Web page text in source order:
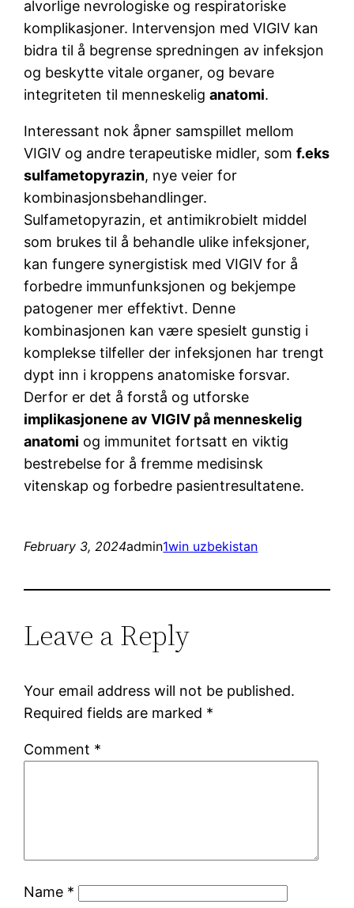
alvorlige nevrologiske og respiratoriske
komplikasjoner. Intervensjon med VIGIV kan
bidra til å begrense spredningen av infeksjon
og beskytte vitale organer, og bevare
integriteten til menneskeliganatomi.
Interessant nok åpner samspillet mellom
VIGIV og andre terapeutiske midler, somf.eks
sulfametopyrazin, nye veier for
kombinasjonsbehandlinger.
Sulfametopyrazin, et antimikrobielt middel
som brukes til å behandle ulike infeksjoner,
kan fungere synergistisk med VIGIV for å
forbedre immunfunksjonen og bekjempe
patogener mer effektivt. Denne
kombinasjonen kan være spesielt gunstig i
komplekse tilfeller der infeksjonen har trengt
dypt inn i kroppens anatomiske forsvar.
Derfor er det å forstå og utforske
implikasjonene av VIGIV på menneskelig
anatomi og immunitet fortsatt en viktig
bestrebelse for å fremme medisinsk
vitenskap og forbedre pasientresultatene.
February 3, 2024admin1win uzbekistan
Leave a Reply
Your email address will not be published.
Required fields are marked *
Comment *
Name *